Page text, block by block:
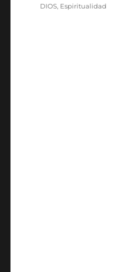
Categorías
DIOS, Espiritualidad